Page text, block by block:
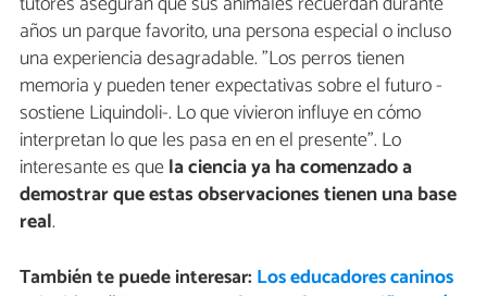
años un parque favorito, una persona especial o incluso
una experiencia desagradable. "Los perros tienen
memoria y pueden tener expectativas sobre el futuro -
sostiene Liquindoli-. Lo que vivieron influye en cómo
interpretan lo que les pasa en en el presente". Lo
interesante es quela ciencia ya ha comenzado a
demostrar que estas observaciones tienen una base
real.
También te puede interesar: Los educadores caninos